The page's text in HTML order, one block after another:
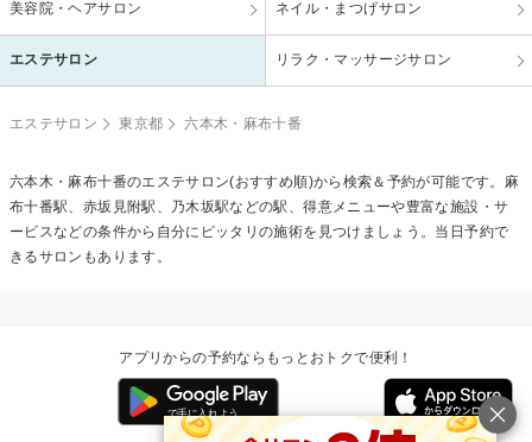
美容院・ヘアサロン ネイル・まつげサロン
エステサロン リラク・マッサージサロン
エステサロン 東京都 六本木・麻布十番
六本木・麻布十番のエステサロン(おすすめ順)から検索＆予約が可能です。麻
布十番駅、赤坂見附駅、乃木坂駅などの駅、得意メニューや豊富な施設・サ
ービスなどの条件から自分にピッタリの施術を見つけましょう。当日予約で
きるサロンもあります。
アプリからの予約ならもっとおトクで便利！